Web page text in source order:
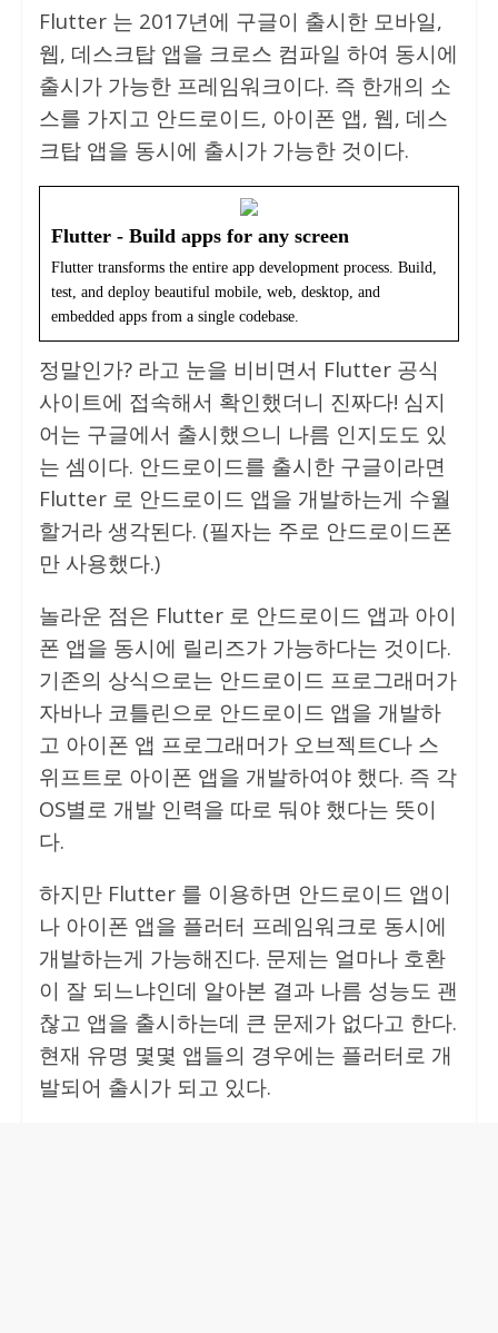
Flutter 는 2017년에 구글이 출시한 모바일,
웹, 데스크탑 앱을 크로스 컴파일 하여 동시에
출시가 가능한 프레임워크이다. 즉 한개의 소
스를 가지고 안드로이드, 아이폰 앱, 웹, 데스
크탑 앱을 동시에 출시가 가능한 것이다.
Flutter - Build apps for any screen
Flutter transforms the entire app development process. Build,
test, and deploy beautiful mobile, web, desktop, and
embedded apps from a single codebase.
정말인가? 라고 눈을 비비면서 Flutter 공식
사이트에 접속해서 확인했더니 진짜다! 심지
어는 구글에서 출시했으니 나름 인지도도 있
는 셈이다. 안드로이드를 출시한 구글이라면
Flutter 로 안드로이드 앱을 개발하는게 수월
할거라 생각된다. (필자는 주로 안드로이드폰
만 사용했다.)
놀라운 점은 Flutter 로 안드로이드 앱과 아이
폰 앱을 동시에 릴리즈가 가능하다는 것이다.
기존의 상식으로는 안드로이드 프로그래머가
자바나 코틀린으로 안드로이드 앱을 개발하
고 아이폰 앱 프로그래머가 오브젝트C나 스
위프트로 아이폰 앱을 개발하여야 했다. 즉 각
OS별로 개발 인력을 따로 둬야 했다는 뜻이
다.
하지만 Flutter 를 이용하면 안드로이드 앱이
나 아이폰 앱을 플러터 프레임워크로 동시에
개발하는게 가능해진다. 문제는 얼마나 호환
이 잘 되느냐인데 알아본 결과 나름 성능도 괜
찮고 앱을 출시하는데 큰 문제가 없다고 한다.
현재 유명 몇몇 앱들의 경우에는 플러터로 개
발되어 출시가 되고 있다.